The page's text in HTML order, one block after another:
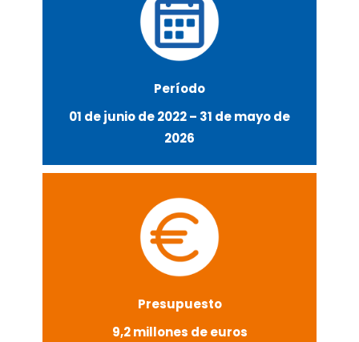
Período
01 de junio de 2022 – 31 de mayo de
2026
Presupuesto
9,2 millones de euros